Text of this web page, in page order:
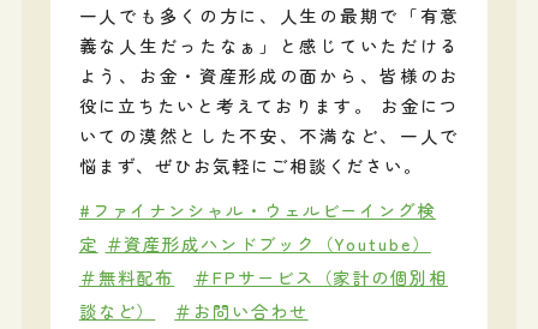
一人でも多くの方に、人生の最期で「有意
義な人生だったなぁ」と感じていただける
よう、お金・資産形成の面から、皆様のお
役に立ちたいと考えております。 お金につ
いての漠然とした不安、不満など、一人で
悩まず、ぜひお気軽にご相談ください。
#ファイナンシャル・ウェルビーイング検
定 ＃資産形成ハンドブック（Youtube）
＃無料配布
＃FPサービス（家計の個別相
談など）
＃お問い合わせ